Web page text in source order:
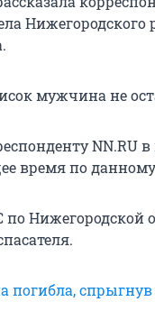
мужчина не
NN.RU
время по
Нижегородской
погибла,